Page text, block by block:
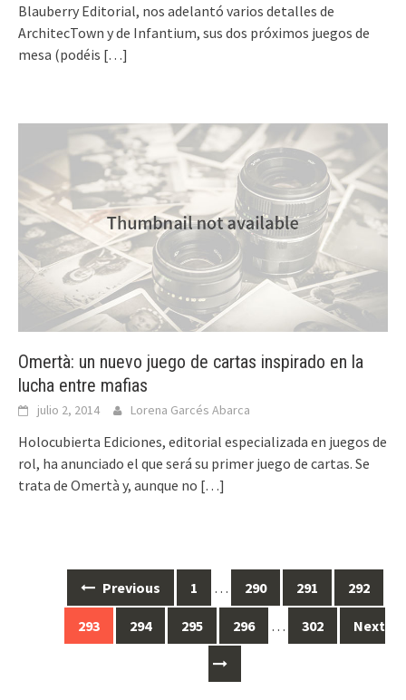
Blauberry Editorial, nos adelantó varios detalles de
ArchitecTown y de Infantium, sus dos próximos juegos de
mesa (podéis […]
Omertà: un nuevo juego de cartas inspirado en la
lucha entre mafias
julio 2, 2014 Lorena Garcés Abarca
Holocubierta Ediciones, editorial especializada en juegos de
rol, ha anunciado el que será su primer juego de cartas. Se
trata de Omertà y, aunque no […]
navigation
Previous 1 … 290 291 292
293 294 295 296 … 302 Next